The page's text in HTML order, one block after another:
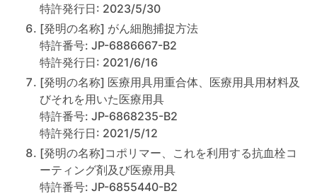
特許発行日: 2023/5/30
[発明の名称] がん細胞捕捉方法
特許番号: JP-6886667-B2
特許発行日: 2021/6/16
[発明の名称] 医療用具用重合体、医療用具用材料及
びそれを用いた医療用具
特許番号: JP-6868235-B2
特許発行日: 2021/5/12
[発明の名称]コポリマー、これを利用する抗血栓コ
ーティング剤及び医療用具
特許番号: JP-6855440-B2